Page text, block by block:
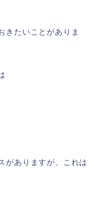
きたいことがありま
がありますが、これは